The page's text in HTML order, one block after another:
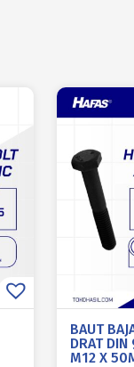
BAUT
DRAT DIN
M12 X